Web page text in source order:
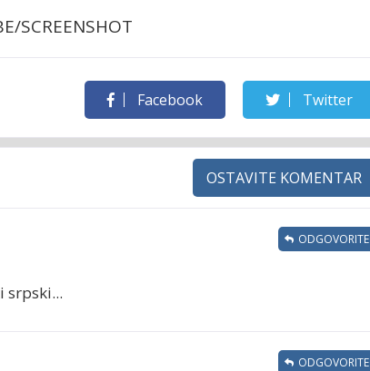
SCREENSHOT
Facebook Twitter
OSTAVITE KOMENTAR
srpski...
ODGOVORITE
ODGOVORITE